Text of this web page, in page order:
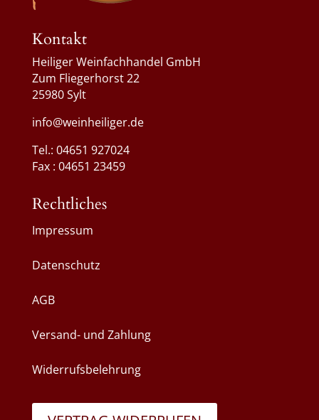
Kontakt
Heiliger Weinfachhandel GmbH
Zum Fliegerhorst 22
25980 Sylt
info@weinheiliger.de
Tel.: 04651 927024
Fax : 04651 23459
Rechtliches
Impressum
Datenschutz
AGB
Versand- und Zahlung
Widerrufsbelehrung